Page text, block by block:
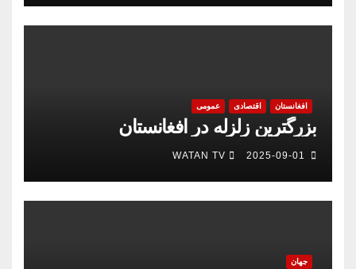
افغانستان اقتصادی عمومی
بزرگترین زلزله در افغانستان
2025-09-01
WATAN TV
جهان